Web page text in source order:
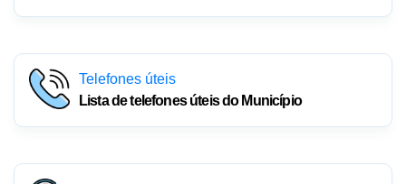
Telefones úteis
Lista de telefones úteis do Município